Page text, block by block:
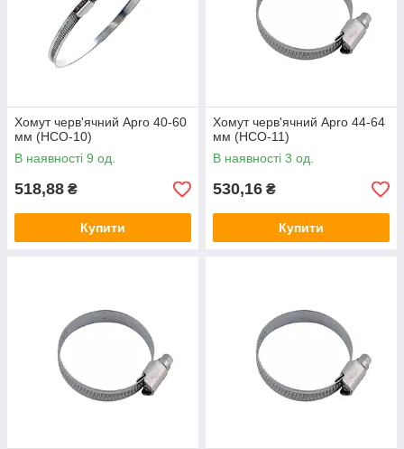
Хомут черв'ячний Apro 40-60
мм (HCО-10)
В наявності 9 од.
518,88 ₴
Купити
Хомут черв'ячний Apro 44-64
мм (HCО-11)
В наявності 3 од.
530,16 ₴
Купити